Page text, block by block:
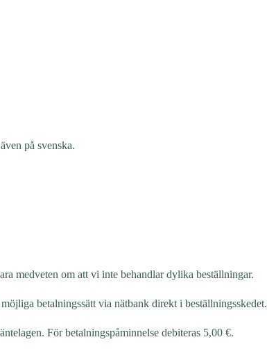
på svenska.
medveten om att vi inte behandlar dylika beställningar.
betalningssätt via nätbank direkt i beställningsskedet.
För betalningspåminnelse debiteras 5,00 €.